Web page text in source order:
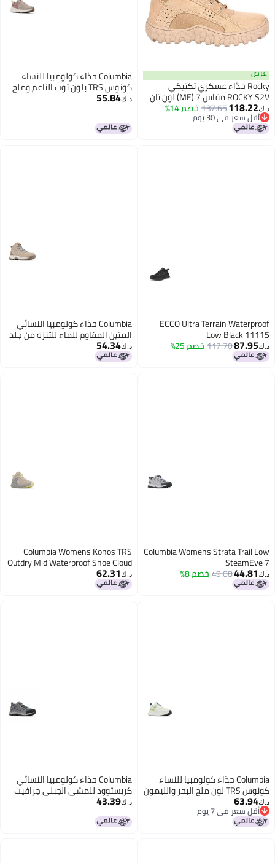
عرض
Rocky حذاء عسكري تكتيكي
ROCKY S2V مقاس 7 (ME) لون تان
صحراوي
د.ك‏118.22
137.65خصم 14%
أقل سعر في 30 يوم
أقل سعر في 30 يوم
Columbia حذاء كولومبيا للنساء
كونوس TRS بلون توب الناعم وملح
البحر 95
د.ك‏55.84
ECCO Ultra Terrain Waterproof
Low Black 11115
د.ك‏87.95
117.70خصم 25%
Columbia حذاء كولومبيا النسائي
المتين المقاوم للماء للتنزه من جلد
السويد كانفاس تان نيو مون 7 عريض
د.ك‏54.34
Columbia Womens Strata Trail Low
SteamEve 7
د.ك‏44.81
49.08خصم 8%
Columbia Womens Konos TRS
Outdry Mid Waterproof Shoe Cloud
GreyCitron Haze 85
د.ك‏62.31
Columbia حذاء كولومبيا للنساء
كونوس TRS لون ملح البحر والليمون
65
د.ك‏63.94
أقل سعر في 7 يوم
أقل سعر في 7 يوم
Columbia حذاء كولومبيا النسائي
كريستوود للمشي الجبلي جرافيت
باسيفيك ريم 6
د.ك‏43.39